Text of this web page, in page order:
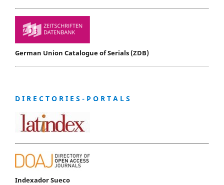
German Union Catalogue of Serials (ZDB)
D I R E C T O R I E S - P O R T A L S
Indexador Sueco